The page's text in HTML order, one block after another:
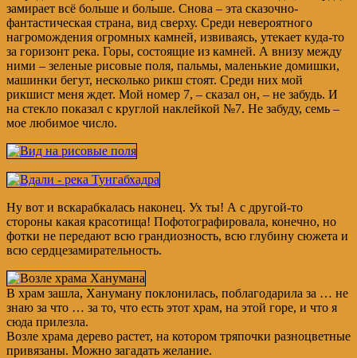
замирает всё больше и больше. Снова – эта сказочно-
фантастическая страна, вид сверху. Среди невероятного
нагромождения огромных камней, извиваясь, утекает куда-то
за горизонт река. Горы, состоящие из камней. А внизу между
ними – зеленые рисовые поля, пальмы, маленькие домишки,
машинки бегут, несколько рикш стоят. Среди них мой
рикшист меня ждет. Мой номер 7, – сказал он, – не забудь. И
на стекло показал с круглой наклейкой №7. Не забуду, семь –
мое любимое число.
Ну вот и вскарабкалась наконец. Ух ты! А с другой-то
стороны какая красотища! Пофотографировала, конечно, но
фотки не передают всю грандиозность, всю глубину сюжета и
всю сердцезамирательность.
В храм зашла, Хануману поклонилась, поблагодарила за … не
знаю за что … за то, что есть этот храм, на этой горе, и что я
сюда прилезла.
Возле храма дерево растет, на котором тряпочки разноцветные
привязаны. Можно загадать желание.